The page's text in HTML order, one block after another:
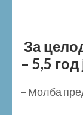
За
– 5,5
– Молба